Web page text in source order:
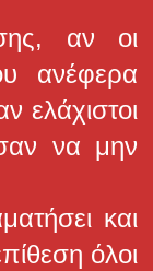
αν οι
ανέφερα
ελάχιστοι
να μην
και
όλοι